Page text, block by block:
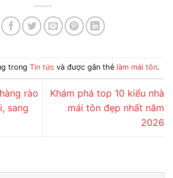
trong Tin tức và được gắn thẻ làm mái tôn.
rào
sang
Khám phá top 10 kiểu nhà
mái tôn đẹp nhất năm
2026